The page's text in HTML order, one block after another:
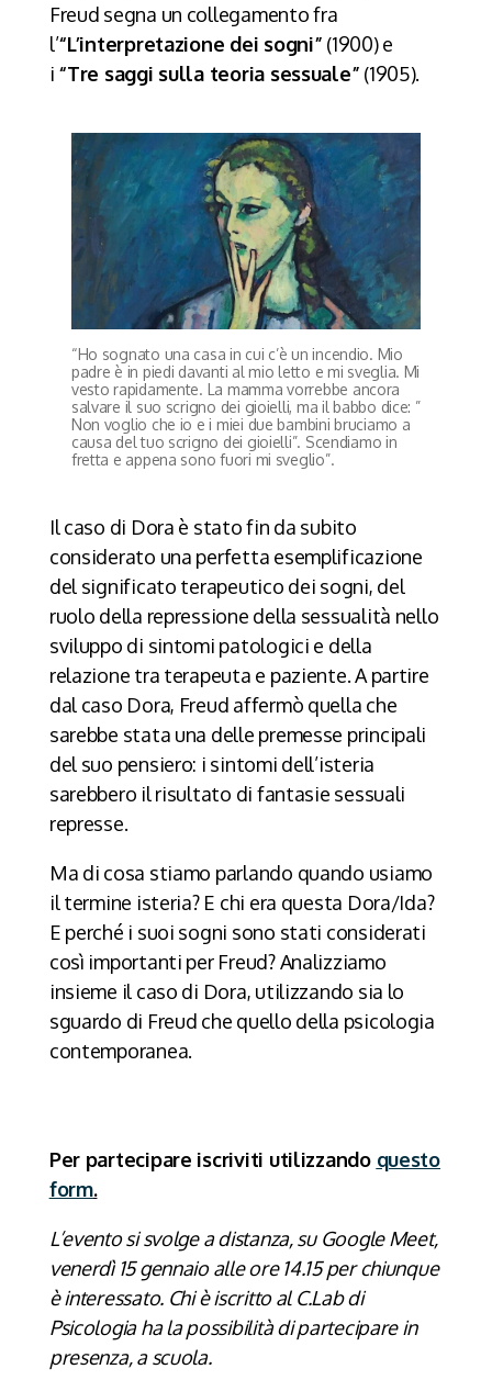
Freud segna un collegamento fra
l’“L’interpretazione dei sogni” (1900) e
i “Tre saggi sulla teoria sessuale” (1905).
“Ho sognato una casa in cui c’è un incendio. Mio
padre è in piedi davanti al mio letto e mi sveglia. Mi
vesto rapidamente. La mamma vorrebbe ancora
salvare il suo scrigno dei gioielli, ma il babbo dice: ”
Non voglio che io e i miei due bambini bruciamo a
causa del tuo scrigno dei gioielli”. Scendiamo in
fretta e appena sono fuori mi sveglio”.
Il caso di Dora è stato fin da subito
considerato una perfetta esemplificazione
del significato terapeutico dei sogni, del
ruolo della repressione della sessualità nello
sviluppo di sintomi patologici e della
relazione tra terapeuta e paziente. A partire
dal caso Dora, Freud affermò quella che
sarebbe stata una delle premesse principali
del suo pensiero: i sintomi dell’isteria
sarebbero il risultato di fantasie sessuali
represse.
Ma di cosa stiamo parlando quando usiamo
il termine isteria? E chi era questa Dora/Ida?
E perché i suoi sogni sono stati considerati
così importanti per Freud? Analizziamo
insieme il caso di Dora, utilizzando sia lo
sguardo di Freud che quello della psicologia
contemporanea.
Per partecipare iscriviti utilizzando questo
form.
L’evento si svolge a distanza, su Google Meet,
venerdì 15 gennaio alle ore 14.15 per chiunque
è interessato. Chi è iscritto al C.Lab di
Psicologia ha la possibilità di partecipare in
presenza, a scuola.